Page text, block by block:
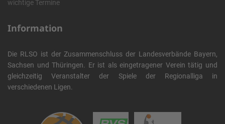
wichtige Termine
Information
Die RLSO ist der Zusammenschluss der Landesverbände Bayern,
Sachsen und Thüringen. Er ist als eingetragener Verein tätig und
gleichzeitig Veranstalter der Spiele der Regionalliga in
verschiedenen Ligen.